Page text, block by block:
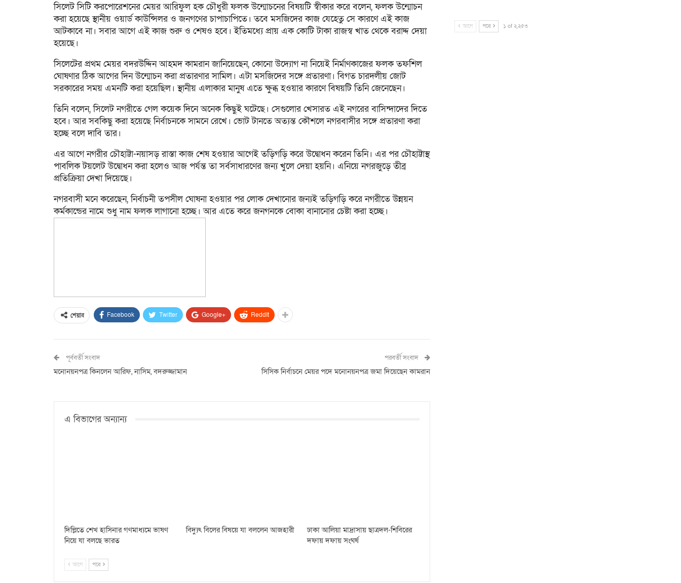
সিলেট সিটি করপোরেশনের মেয়র আরিফুল হক চৌধুরী ফলক উন্মোচনের বিষয়টি স্বীকার করে বলেন, ফলক উন্মোচন
করা হয়েছে স্থানীয় ওয়ার্ড কাউন্সিলর ও জনগণের চাপাচাপিতে। তবে মসজিদের কাজ যেহেতু সে কারণে এই কাজ
আটকাবে না। সবার আগে এই কাজ শুরু ও শেষও হবে। ইতিমধ্যে প্রায় এক কোটি টাকা রাজস্ব খাত থেকে বরাদ্দ দেয়া
হয়েছে।
সিলেটের প্রথম মেয়র বদরউদ্দিন আহমদ কামরান জানিয়েছেন, কোনো উদ্যোগ না নিয়েই নির্মাণকাজের ফলক তফশিল
ঘোষণার ঠিক আগের দিন উন্মোচন করা প্রতারণার সামিল। এটা মসজিদের সঙ্গে প্রতারণা। বিগত চারদলীয় জোট
সরকারের সময় এমনটি করা হয়েছিল। স্থানীয় এলাকার মানুষ এতে ক্ষুব্ধ হওয়ার কারণে বিষয়টি তিনি জেনেছেন।
তিনি বলেন, সিলেট নগরীতে গেল কয়েক দিনে অনেক কিছুই ঘটেছে। সেগুলোর খেসারত এই নগরের বাসিন্দাদের দিতে
হবে। আর সবকিছু করা হয়েছে নির্বাচনকে সামনে রেখে। ভোট টানতে অত্যন্ত কৌশলে নগরবাসীর সঙ্গে প্রতারণা করা
হচ্ছে বলে দাবি তার।
এর আগে নগরীর চৌহাট্টা-নয়াসড় রাস্তা কাজ শেষ হওয়ার আগেই তড়িগড়ি করে উদ্বোধন করেন তিনি। এর পর চৌহাট্টাস্থ
পাবলিক টয়লেট উদ্বোধন করা হলেও আজ পর্যন্ত তা সর্বসাধারণের জন্য খুলে দেয়া হয়নি। এনিয়ে নগরজুড়ে তীব্র
প্রতিক্রিয়া দেখা দিয়েছে।
নগরবাসী মনে করেছেন, নির্বাচনী তপসীল ঘোষনা হওয়ার পর লোক দেখানোর জন্যই তড়িগড়ি করে নগরীতে উন্নয়ন
কর্মকান্ডের নামে শুধু নাম ফলক লাগানো হচ্ছে। আর এতে করে জনগনকে বোকা বানানোর চেষ্টা করা হচ্ছে।
শেয়ার Facebook Twitter Google+ ReddIt
পূর্ববর্তী সংবাদ
মনোনয়নপত্র কিনলেন আরিফ, নাসিম, বদরুজ্জামান
পরবর্তী সংবাদ
সিসিক নির্বাচনে মেয়র পদে মনোনয়নপত্র জমা দিয়েছেন কামরান
এ বিভাগের অন্যান্য
দিল্লিতে শেখ হাসিনার গণমাধ্যমে ভাষণ
নিয়ে যা বলছে ভারত
বিদ্যুৎ বিলের বিষয়ে যা বললেন আজহারী
ঢাকা আলিয়া মাদ্রাসায় ছাত্রদল-শিবিরের
দফায় দফায় সংঘর্ষ
আগে পরে
আগে পরে ১ of ২,২৫৩